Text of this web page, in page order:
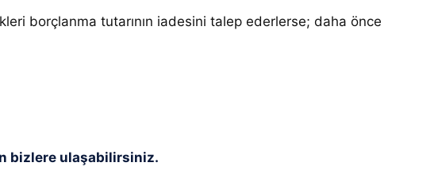
borçlanma tutarının iadesini talep ederlerse; daha önce
bizlere ulaşabilirsiniz.